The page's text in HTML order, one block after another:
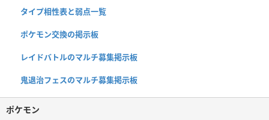
タイプ相性表と弱点一覧
ポケモン交換の掲示板
レイドバトルのマルチ募集掲示板
鬼退治フェスのマルチ募集掲示板
ポケモン